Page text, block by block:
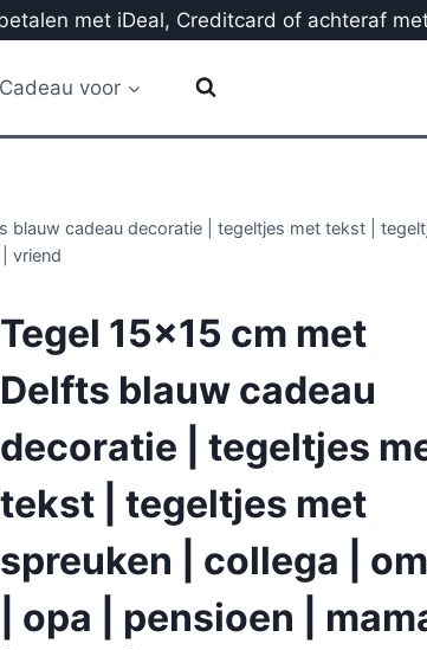
met iDeal, Creditcard of achteraf
Cadeau voor
blauw cadeau decoratie | tegeltjes met tekst |
vriend
Tegel 15×15 cm met
Delfts blauw cadeau
decoratie | tegeltjes
tekst | tegeltjes met
spreuken | collega |
| opa | pensioen |